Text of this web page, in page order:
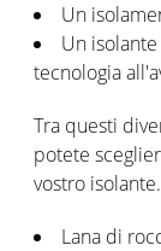
Un
Un
tecnologia
Tra questi
potete
vostro
Lana di